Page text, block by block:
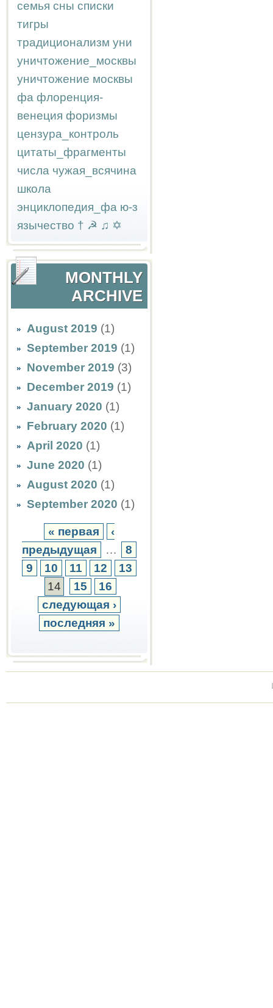
семья сны списки
тигры
традиционализм уни
уничтожение_москвы
уничтожение москвы
фа флоренция-
венеция форизмы
цензура_контроль
цитаты_фрагменты
числа чужая_всячина
школа
энциклопедия_фа ю-з
язычество † ☭ ♫ ✡
MONTHLY
ARCHIVE
August 2019 (1)
September 2019 (1)
November 2019 (3)
December 2019 (1)
January 2020 (1)
February 2020 (1)
April 2020 (1)
June 2020 (1)
August 2020 (1)
September 2020 (1)
« первая
‹
предыдущая
…
8
9
10 11 12
13
14
15
16
следующая ›
последняя »